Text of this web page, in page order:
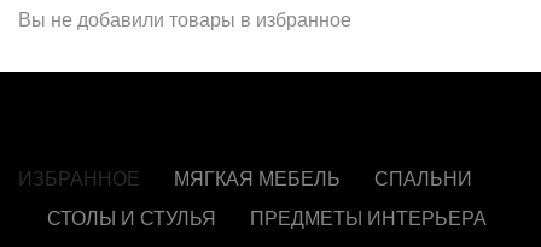
Вы не добавили товары в избранное
ИЗБРАННОЕ МЯГКАЯ МЕБЕЛЬ
СПАЛЬНИ
СТОЛЫ И СТУЛЬЯ
ПРЕДМЕТЫ ИНТЕРЬЕРА